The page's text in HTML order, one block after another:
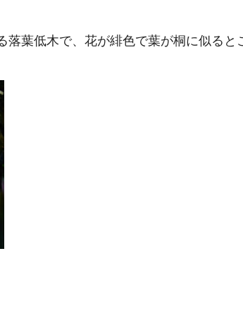
落葉低木で、花が緋色で葉が桐に似ると